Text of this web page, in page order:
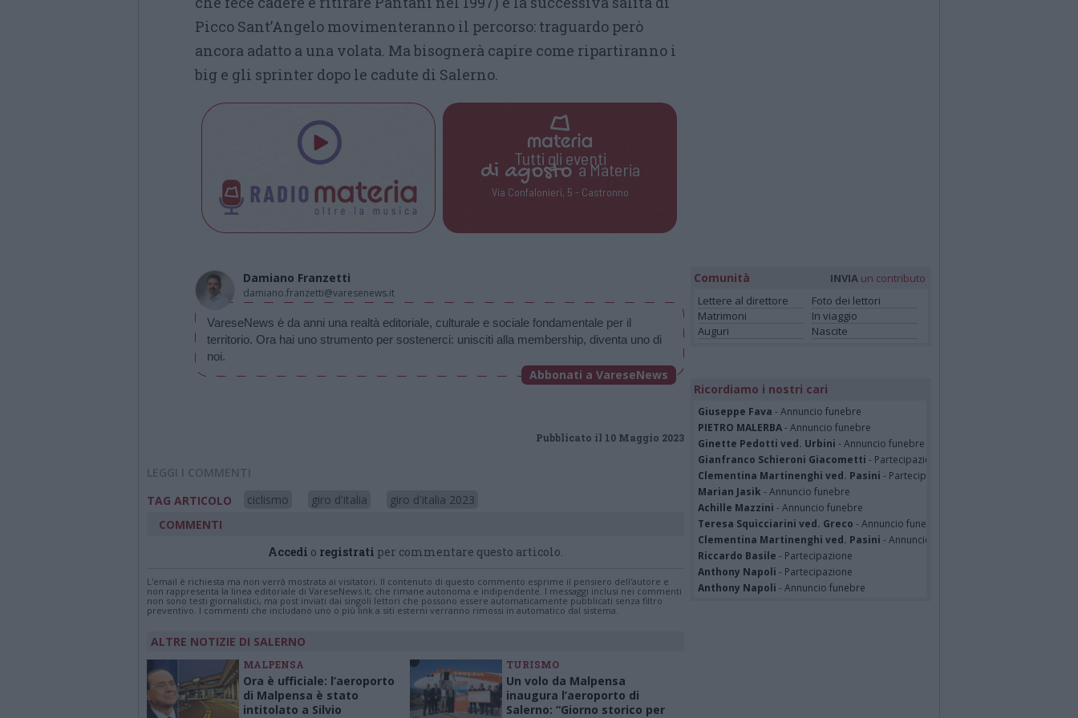
Picco Sant’Angelo movimenteranno il percorso: traguardo però
ancora adatto a una volata. Ma bisognerà capire come ripartiranno i
big e gli sprinter dopo le cadute di Salerno.
Tutti gli eventi
di agostoa Materia
Via Confalonieri, 5 - Castronno
Damiano Franzetti
damiano.franzetti@varesenews.it
VareseNews è da anni una realtà editoriale, culturale e sociale fondamentale per il
territorio. Ora hai uno strumento per sostenerci: unisciti alla membership, diventa uno di
noi.
Abbonati a VareseNews
Pubblicato il 10 Maggio 2023
LEGGI I COMMENTI
TAG ARTICOLO
ciclismo giro d'italia
giro d'italia 2023
COMMENTI
Accedi o registrati per commentare questo articolo.
L'email è richiesta ma non verrà mostrata ai visitatori. Il contenuto di questo commento esprime il pensiero dell'autore e
non rappresenta la linea editoriale di VareseNews.it, che rimane autonoma e indipendente. I messaggi inclusi nei commenti
non sono testi giornalistici, ma post inviati dai singoli lettori che possono essere automaticamente pubblicati senza filtro
preventivo. I commenti che includano uno o più link a siti esterni verranno rimossi in automatico dal sistema.
ALTRE NOTIZIE DI SALERNO
MALPENSA
Ora è ufficiale: l’aeroporto
di Malpensa è stato
intitolato a Silvio
TURISMO
Un volo da Malpensa
inaugura l’aeroporto di
Salerno: “Giorno storico per
Comunità INVIA un contributo
Lettere al direttore
Foto dei lettori
Matrimoni
In viaggio
Auguri
Nascite
Ricordiamo i nostri cari
Giuseppe Fava - Annuncio funebre
PIETRO MALERBA- Annuncio funebre
Ginette Pedotti ved. Urbini - Annuncio funebre
Gianfranco Schieroni Giacometti - Partecipazione
Clementina Martinenghi ved. Pasini - Partecipazione
Marian Jasik - Annuncio funebre
Achille Mazzini - Annuncio funebre
Teresa Squicciarini ved. Greco - Annuncio funebre
Clementina Martinenghi ved. Pasini - Annuncio funebre
Riccardo Basile - Partecipazione
Anthony Napoli - Partecipazione
Anthony Napoli - Annuncio funebre